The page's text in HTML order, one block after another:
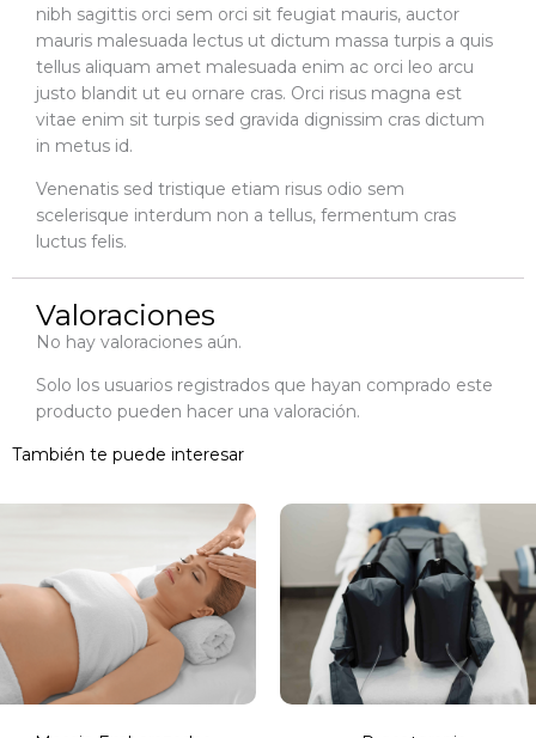
nibh sagittis orci sem orci sit feugiat mauris, auctor
mauris malesuada lectus ut dictum massa turpis a quis
tellus aliquam amet malesuada enim ac orci leo arcu
justo blandit ut eu ornare cras. Orci risus magna est
vitae enim sit turpis sed gravida dignissim cras dictum
in metus id.
Venenatis sed tristique etiam risus odio sem
scelerisque interdum non a tellus, fermentum cras
luctus felis.
Valoraciones
No hay valoraciones aún.
Solo los usuarios registrados que hayan comprado este
producto pueden hacer una valoración.
También te puede interesar
Rango de precios: desde 40,00 € hasta 60,00 €
Rango de
Este
producto
múltiples
variantes.
opciones
se